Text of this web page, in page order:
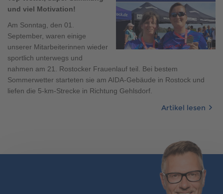
und viel Motivation!
Am Sonntag, den 01.
September, waren einige
unserer Mitarbeiterinnen wieder
sportlich unterwegs und
nahmen am 21. Rostocker Frauenlauf teil. Bei bestem
Sommerwetter starteten sie am AIDA-Gebäude in Rostock und
liefen die 5-km-Strecke in Richtung Gehlsdorf.
Artikel lesen